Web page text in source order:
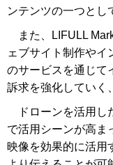
ンテンツの一つとし
また、LIFULL
ェブサイト制作やイ
のサービスを通じて
訴求を強化していく
ドローンを活用し
で活用シーンが高ま
映像を効果的に活用